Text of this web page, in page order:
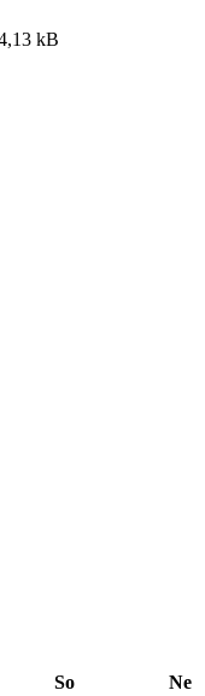
kB
So Ne